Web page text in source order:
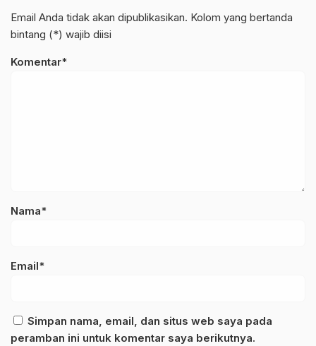
Email Anda tidak akan dipublikasikan. Kolom yang bertanda
bintang (*) wajib diisi
Komentar*
Nama*
Email*
Simpan nama, email, dan situs web saya pada
peramban ini untuk komentar saya berikutnya.